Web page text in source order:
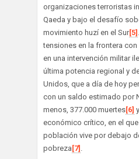
organizaciones terroristas
Qaeda y bajo el desafío
movimiento huzí en el Sur[5]
tensiones en la frontera
en una intervención militar
última potencia regional y
Unidos, que a día de hoy
con un saldo estimado por
menos, 377.000 muertes[6]
económico crítico, en el
población vive por debajo
pobreza [7] .